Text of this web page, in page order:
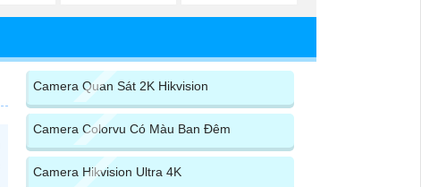
Camera Quan Sát 2K Hikvision
Camera Colorvu Có Màu Ban Đêm
Camera Hikvision Ultra 4K